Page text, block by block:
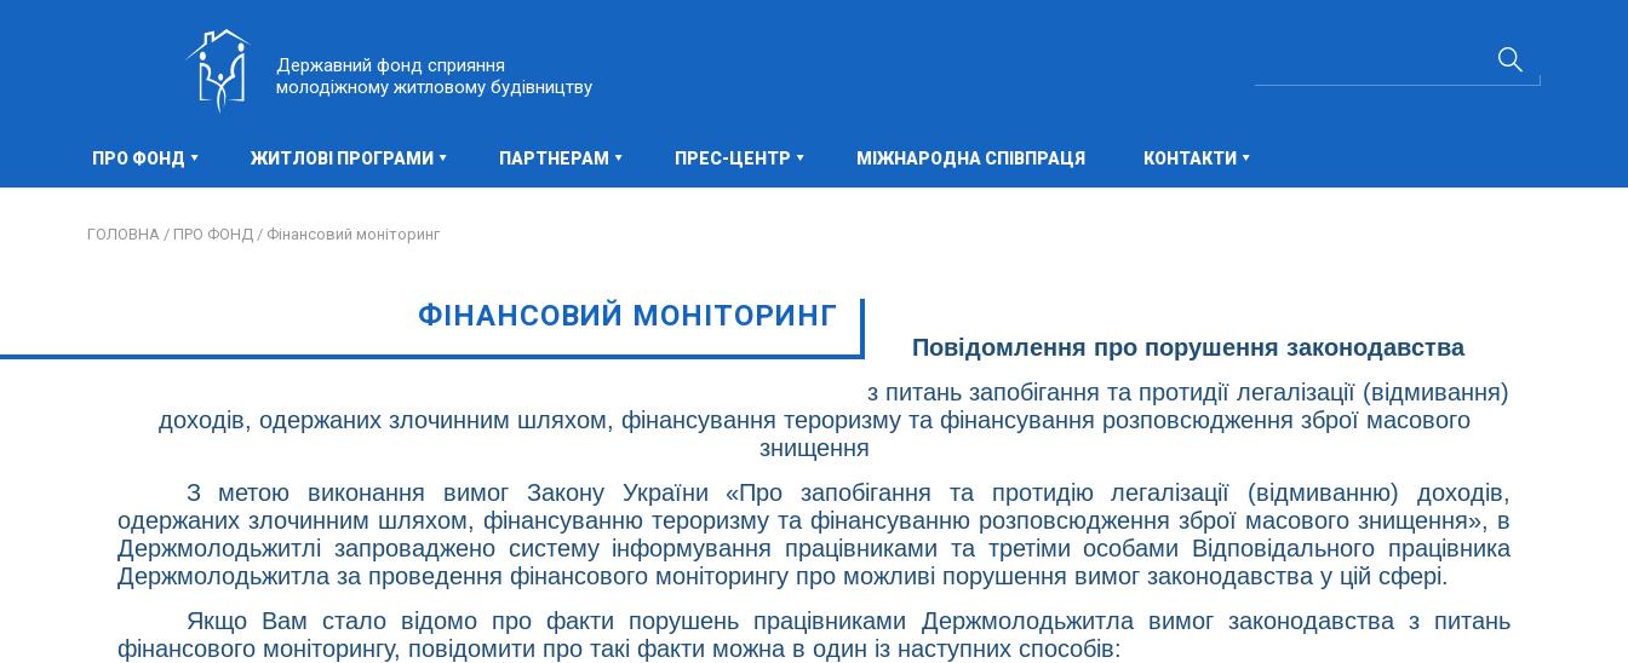
Державний фонд сприяння
молодіжному житловому будівництву
ПРО ФОНД ЖИТЛОВІ ПРОГРАМИ ПАРТНЕРАМ ПРЕС-ЦЕНТР МІЖНАРОДНА СПІВПРАЦЯ КОНТАКТИ
ГОЛОВНА / ПРО ФОНД / Фінансовий моніторинг
ФІНАНСОВИЙ МОНІТОРИНГ
Повідомлення про порушення законодавства
з питань запобігання та протидії легалізації (відмивання)
доходів, одержаних злочинним шляхом, фінансування тероризму та фінансування розповсюдження зброї масового
знищення
З метою виконання вимог Закону України «Про запобігання та протидію легалізації (відмиванню) доходів,
одержаних злочинним шляхом, фінансуванню тероризму та фінансуванню розповсюдження зброї масового знищення», в
Держмолодьжитлі запроваджено систему інформування працівниками та третіми особами Відповідального працівника
Держмолодьжитла за проведення фінансового моніторингу про можливі порушення вимог законодавства у цій сфері.
Якщо Вам стало відомо про факти порушень працівниками Держмолодьжитла вимог законодавства з питань
фінансового моніторингу, повідомити про такі факти можна в один із наступних способів: